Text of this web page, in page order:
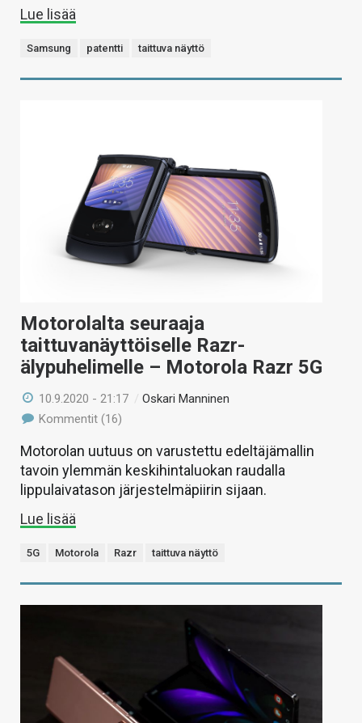
Lue lisää
Samsung patentti taittuva näyttö
Motorolalta seuraaja
taittuvanäyttöiselle Razr-
älypuhelimelle – Motorola Razr 5G
10.9.2020 - 21:17 /Oskari Manninen
Kommentit (16)
Motorolan uutuus on varustettu edeltäjämallin
tavoin ylemmän keskihintaluokan raudalla
lippulaivatason järjestelmäpiirin sijaan.
Lue lisää
5G Motorola Razr taittuva näyttö